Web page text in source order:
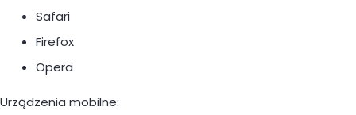
Safari
Firefox
Opera
Urządzenia mobilne: